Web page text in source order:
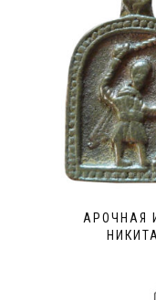
АРОЧНАЯ